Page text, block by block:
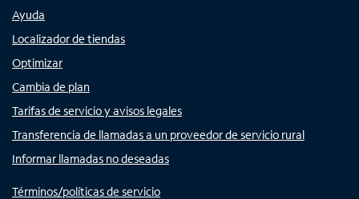
Ayuda
Localizador de tiendas
Optimizar
Cambia de plan
Tarifas de servicio y avisos legales
Transferencia de llamadas a un proveedor de servicio rural
Informar llamadas no deseadas
Términos/políticas de servicio